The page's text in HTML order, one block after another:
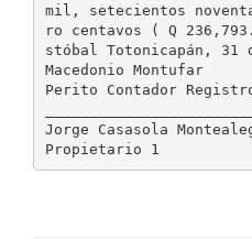
mil, setecientos
ro centavos ( Q
stóbal Totonicapán, 31
Macedonio Montufar
Perito Contador
Jorge Casasola